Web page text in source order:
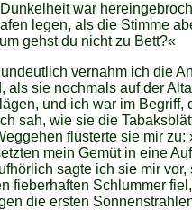
war
legen, als die Stimme
gehst du nicht zu Bett?«
vernahm ich die
als sie nochmals auf der
und ich war im Begriff,
sah, wie sie die
flüsterte sie mir
mein Gemüt in eine
sagte ich sie mir
fieberhaften Schlummer
die ersten